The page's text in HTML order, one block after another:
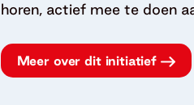
horen, actief mee te doen
Meer over dit initiatief